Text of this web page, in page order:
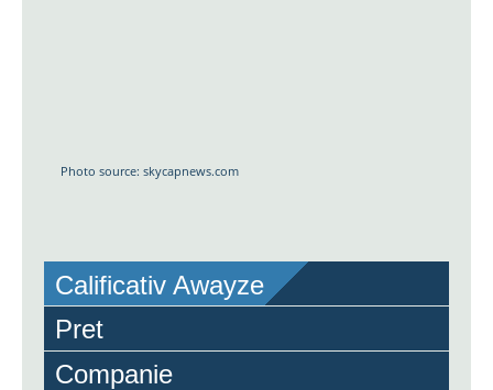
Photo source: skycapnews.com
Calificativ Awayze
Pret
Companie